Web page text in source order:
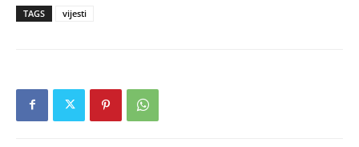
TAGS vijesti